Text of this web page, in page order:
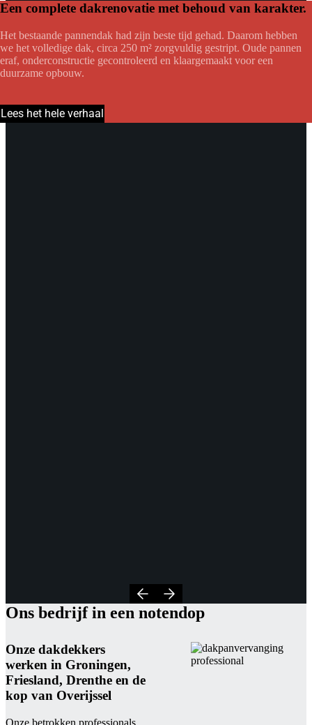
Een complete dakrenovatie met behoud van karakter.
Het bestaande pannendak had zijn beste tijd gehad. Daarom hebben
we het volledige dak, circa 250 m² zorgvuldig gestript. Oude pannen
eraf, onderconstructie gecontroleerd en klaargemaakt voor een
duurzame opbouw.
Lees het hele verhaal
Ons bedrijf in een notendop
Onze dakdekkers
werken in Groningen,
Friesland, Drenthe en de
kop van Overijssel
Onze betrokken professionals